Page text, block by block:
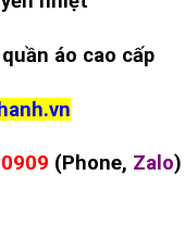
áo cao cấp
(Phone, Zalo)